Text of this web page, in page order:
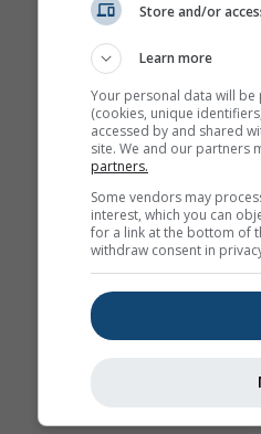
Store and/or
Learn more
Your personal data will
(cookies, unique
accessed by and shared
site. We and our partners
partners.
Some vendors may
interest, which you can
for a link at the bottom of
withdraw consent in